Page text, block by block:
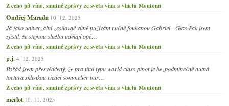
Z čeho pít víno, smutné zprávy ze světa vína a viněta Moutonu
Ondřej Marada 10. 12. 2025
Já jako univerzální zesilovač vůně pužívám ručně foukanou Gabriel - Glas.Pak jsem
zjistil, že stejnou službu udělají opě…
Z čeho pít víno, smutné zprávy ze světa vína a viněta Moutonu
p.j. 4. 12. 2025
Pořád jsem přesvědčený, že pro titul typu world class pinot je bezpodmínečně nutná
tortura sklenkou riedel sommelier bur…
Z čeho pít víno, smutné zprávy ze světa vína a viněta Moutonu
merlot 10. 11. 2025